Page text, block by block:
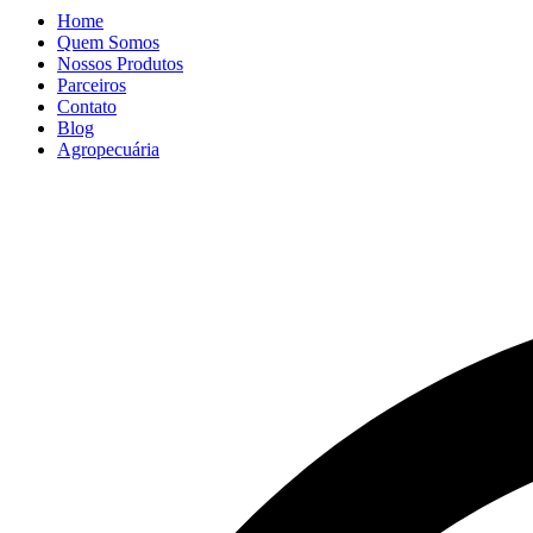
Home
Quem Somos
Nossos Produtos
Parceiros
Contato
Blog
Agropecuária